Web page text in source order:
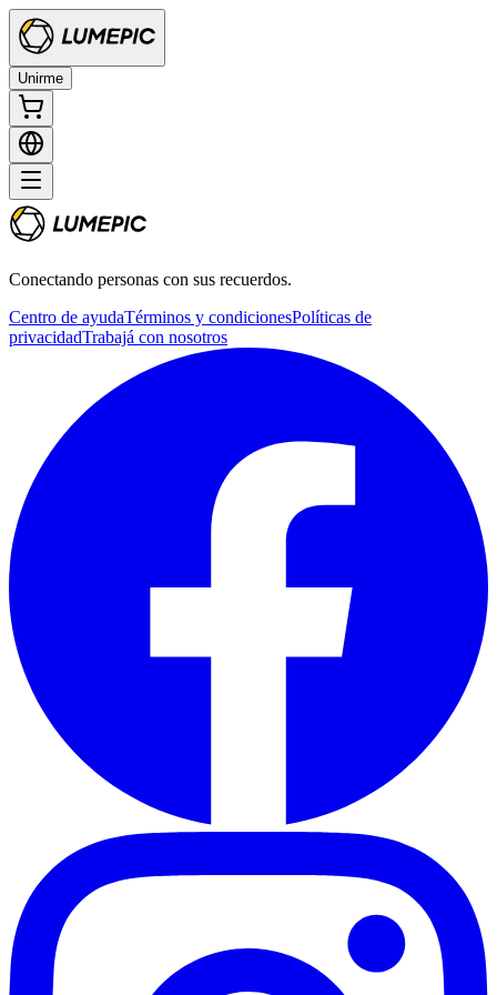
Unirme
Conectando personas con sus recuerdos.
Centro de ayudaTérminos y condicionesPolíticas de
privacidadTrabajá con nosotros